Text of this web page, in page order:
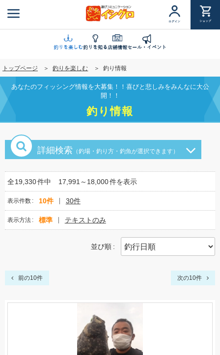
ン
に
移
動
ログイン ショップ
釣りを楽しむ釣りを知る店舗情報セール・イベント
トップページ 釣りを楽しむ 釣り情報
あなたのフィッシング情報を大募集！！喜びと悲しみをみんなに大公
開！！
釣り情報
詳細検索 （釣場・釣り方・釣魚が選択できます）
全19,330件中 17,991～18,000件を表示
表示件数 10件 30件
表示方法 標準 テキストのみ
並び順
前の10件 次の10件